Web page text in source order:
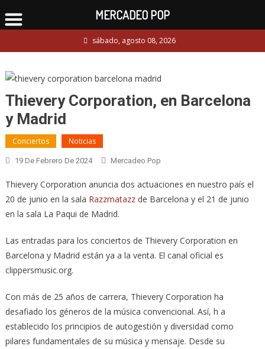
to
sábado, agosto 08, 2026
Thievery Corporation, en Barcelona
y Madrid
Conciertos Noticias
19 De Febrero De 2024 Mercadeo Pop
Thievery Corporation anuncia dos actuaciones en nuestro país el
20 de junio en la sala Razzmatazzde Barcelona y el 21 de junio
en la sala La Paqui de Madrid.
Las entradas para los conciertos de Thievery Corporation en
Barcelona y Madrid están ya a la venta. El canal oficial es
clippersmusic.org.
Con más de 25 años de carrera, Thievery Corporation ha
desafiado los géneros de la música convencional. Así, h a
establecido los principios de autogestión y diversidad como
pilares fundamentales de su música y mensaje. Desde su
MERCADEO POP